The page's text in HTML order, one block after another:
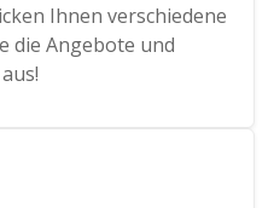
Ihnen verschiedene
die Angebote und